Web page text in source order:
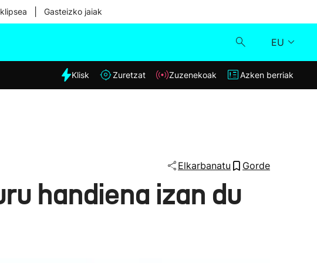
Gasteizko jaiak
EU
Eguraldia
Klisk
Azken berriak
Klisk Zuretzat Zuzenekoak Azken berriak
Elkarbanatu Gorde
handiena izan du